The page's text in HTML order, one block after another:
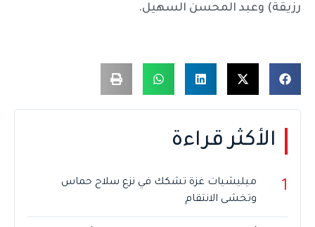
رزيقة) وعبد المحسن السهيل.
الأكثر قراءة
1
ميليشيات غزة تشكك في نزع سلاح حماس
وتخشى الانتقام